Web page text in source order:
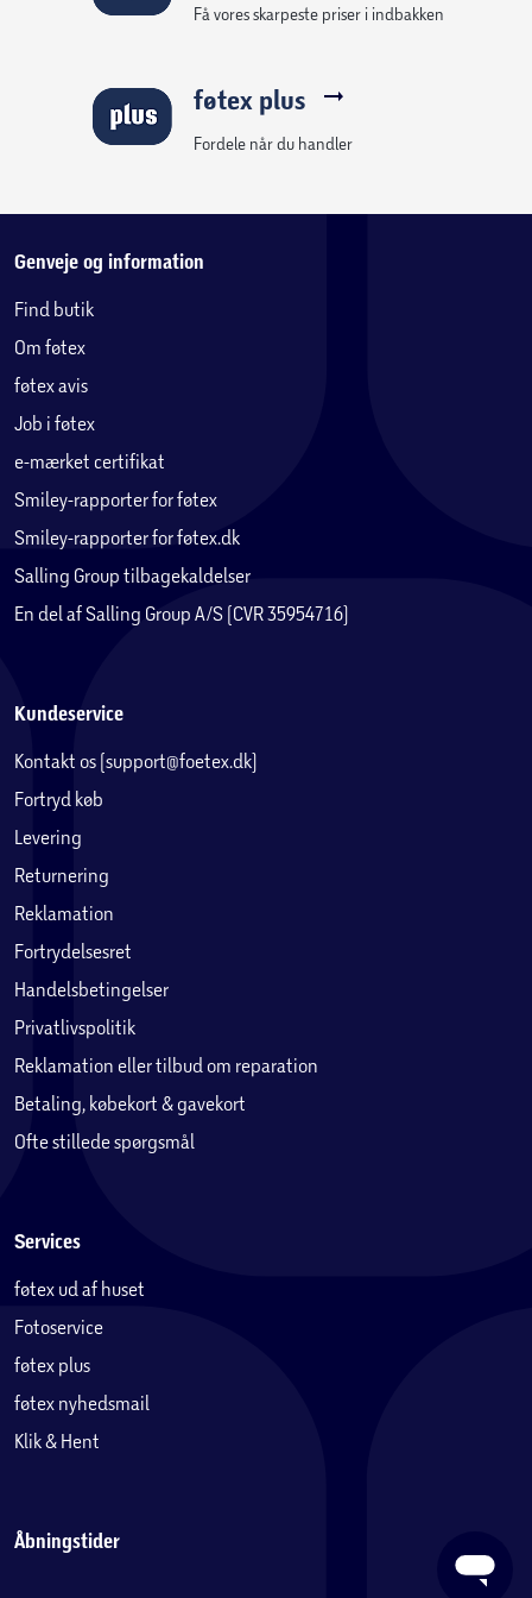
Få vores skarpeste priser i indbakken
føtex plus
Fordele når du handler
Genveje og information
Find butik
Om føtex
føtex avis
Job i føtex
e-mærket certifikat
Smiley-rapporter for føtex
Smiley-rapporter for føtex.dk
Salling Group tilbagekaldelser
En del af Salling Group A/S (CVR 35954716)
Kundeservice
Kontakt os (support@foetex.dk)
Fortryd køb
Levering
Returnering
Reklamation
Fortrydelsesret
Handelsbetingelser
Privatlivspolitik
Reklamation eller tilbud om reparation
Betaling, købekort & gavekort
Ofte stillede spørgsmål
Services
føtex ud af huset
Fotoservice
føtex plus
føtex nyhedsmail
Klik & Hent
Åbningstider